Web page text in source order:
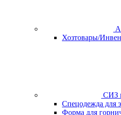
Хозтовары/
СИЗ
Спецодежда для
Форма для